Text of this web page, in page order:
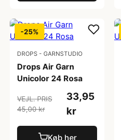
-25%
DROPS - GARNSTUDIO
Drops Air Garn
Unicolor 24 Rosa
VEJL. PRIS
45,00 kr
33,95
kr
Køb her